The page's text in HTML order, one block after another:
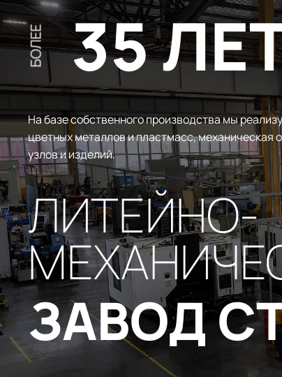
БОЛЕЕ 35
На базе собственного производства мы
цветных металлов и пластмасс, механическая
узлов и изделий.
ЛИТЕЙНО-
ЗАВОД